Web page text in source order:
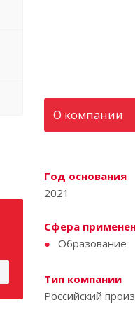
О компании
Год основания
2021
Сфера
Образование
Тип компании
Российский